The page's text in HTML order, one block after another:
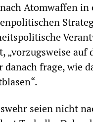
Atomwaffen
„vorzugsweise auf
frage, wie
seien nicht